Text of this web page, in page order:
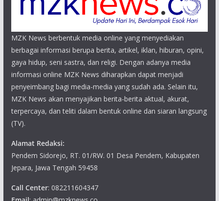
MZK News berbentuk media online yang menyediakan
berbagai informasi berupa berita, artikel, iklan, hiburan, opini,
gaya hidup, seni sastra, dan religi. Dengan adanya media
informasi online MZK News diharapkan dapat menjadi
penyeimbang bagi media-media yang sudah ada. Selain itu,
MZK News akan menyajikan berita-berita aktual, akurat,
terpercaya, dan teliti dalam bentuk online dan siaran langsung
(TV).
Alamat Redaksi:
Pendem Sidorejo, RT. 01/RW. 01 Desa Pendem, Kabupaten
Jepara, Jawa Tengah 59458
Call Center: 082211604347